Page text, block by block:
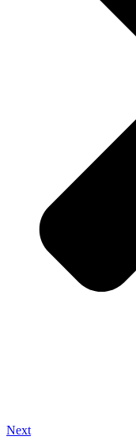
Next